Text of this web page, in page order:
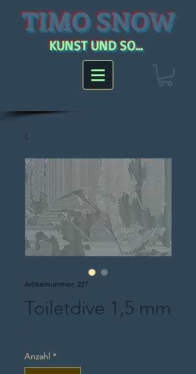
TIMO SNOW
KUNST UND SO...
Artikelnummer: 227
Toiletdive 1,5 mm
Anzahl *